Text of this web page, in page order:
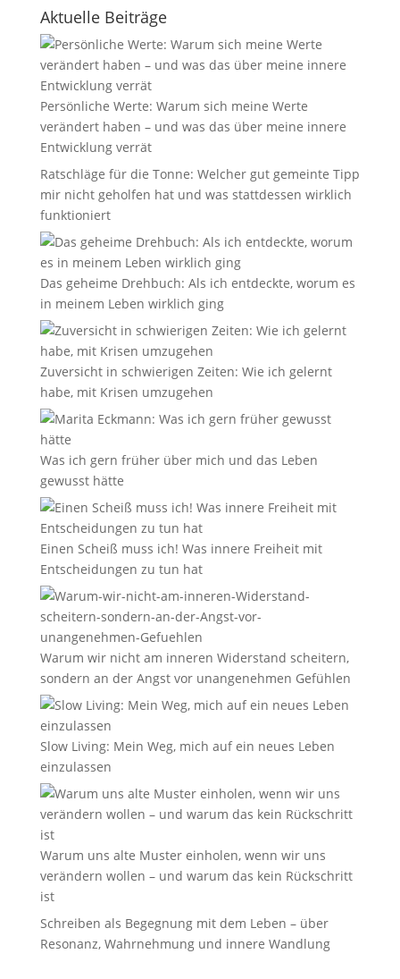
Aktuelle Beiträge
Persönliche Werte: Warum sich meine Werte
verändert haben – und was das über meine innere
Entwicklung verrät
Ratschläge für die Tonne: Welcher gut gemeinte Tipp
mir nicht geholfen hat und was stattdessen wirklich
funktioniert
Das geheime Drehbuch: Als ich entdeckte, worum es
in meinem Leben wirklich ging
Zuversicht in schwierigen Zeiten: Wie ich gelernt
habe, mit Krisen umzugehen
Was ich gern früher über mich und das Leben
gewusst hätte
Einen Scheiß muss ich! Was innere Freiheit mit
Entscheidungen zu tun hat
Warum wir nicht am inneren Widerstand scheitern,
sondern an der Angst vor unangenehmen Gefühlen
Slow Living: Mein Weg, mich auf ein neues Leben
einzulassen
Warum uns alte Muster einholen, wenn wir uns
verändern wollen – und warum das kein Rückschritt
ist
Schreiben als Begegnung mit dem Leben – über
Resonanz, Wahrnehmung und innere Wandlung